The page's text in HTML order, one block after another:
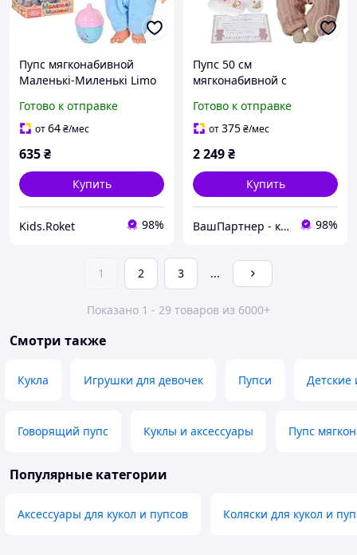
Пупс мягконабивной
Маленькі-Миленькі Limo
музыкальный, украинская
песенка
Готово к отправке
от64₴/мес
635₴
Купить
Kids.Roket 98%
Пупс 50 см
мягконабивной с
подгузником в коробке
62,5х32,5х16 см
Готово к отправке
от375₴/мес
2 249₴
Купить
ВашПартнер - канцтовары, игрушки и детская книга, бытовая химия 98%
1 2 3 ...
Показано 1 - 29 товаров из 6000+
Смотри также
Кукла Игрушки для девочек Пупси Детские
Говорящий пупс Куклы и аксессуары Пупс
Популярные категории
Аксессуары для кукол и пупсов Коляски для кукол и